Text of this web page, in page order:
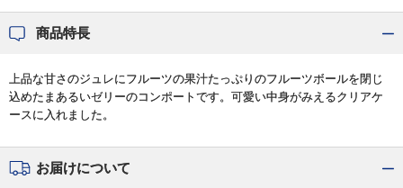
商品特長
上品な甘さのジュレにフルーツの果汁たっぷりのフルーツボールを閉じ
込めたまあるいゼリーのコンポートです。可愛い中身がみえるクリアケ
ースに入れました。
お届けについて